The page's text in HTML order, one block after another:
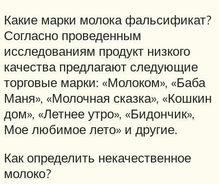
Какие марки молока фальсификат?
Согласно проведенным
исследованиям продукт низкого
качества предлагают следующие
торговые марки: «Молоком», «Баба
Маня», «Молочная сказка», «Кошкин
дом», «Летнее утро», «Бидончик»,
Мое любимое лето» и другие.
Как определить некачественное
молоко?